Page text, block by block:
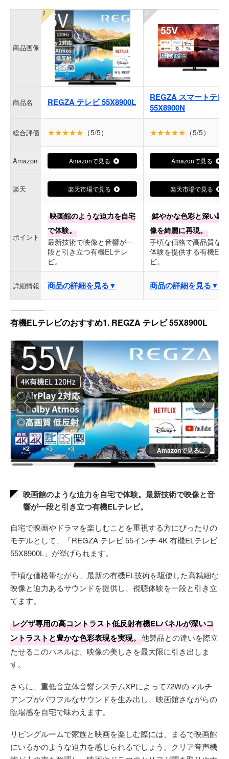
商品画像
商品名 REGZA テレビ 55X8900L
REGZA スマートテレ
55X8900N
総合評価 ★★★★★ （5/5） ★★★★★ （5/5）
Amazon Amazonで見る Amazonで見る
楽天 楽天市場で見る 楽天市場で見る
ポイント
映画館のような迫力を自宅
で体験。
最新技術で映像と音響が一
段と引き立つ有機ELテレ
ビ。
鮮やかな色彩と深い黒
像を綺麗に再現。
手頃な価格で高品質な
体験を提供する有機EL
ビ。
詳細情報 商品の詳細を見る▼ 商品の詳細を見る▼
有機ELテレビのおすすめ1. REGZA テレビ 55X8900L
Amazonで見る
映画館のような迫力を自宅で体験。最新技術で映像と音
響が一段と引き立つ有機ELテレビ。
自宅で映画やドラマを楽しむことを重視する方にぴったりの
モデルとして、「REGZA テレビ 55インチ 4K 有機ELテレビ
55X8900L」が挙げられます。
手頃な価格帯ながら、最新の有機EL技術を駆使した高精細な
映像と迫力あるサウンドを提供し、視聴体験を一段と引き立
てます。
レグザ専用の高コントラスト低反射有機ELパネルが深いコ
ントラストと豊かな色彩表現を実現。他製品との違いを際立
たせるこのパネルは、映像の美しさを最大限に引き出しま
す。
さらに、重低音立体音響システムXPによって72Wのマルチ
アンプがパワフルなサウンドを生み出し、映画館さながらの
臨場感を自宅で味わえます。
リビングルームで家族と映画を楽しむ際には、まるで映画館
にいるかのような迫力を感じられるでしょう。クリア音声機